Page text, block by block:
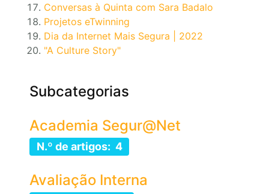
Conversas à Quinta com Sara Badalo
Projetos eTwinning
Dia da Internet Mais Segura | 2022
"A Culture Story"
Subcategorias
Academia Segur@Net
N.º de artigos: 4
Avaliação Interna